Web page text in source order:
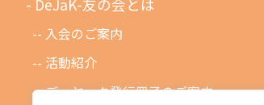
DeJaK-友の会とは
入会のご案内
活動紹介
デーヤック発行冊子のご案内